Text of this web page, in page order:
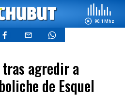
90.1 Mhz
agredir a
de Esquel